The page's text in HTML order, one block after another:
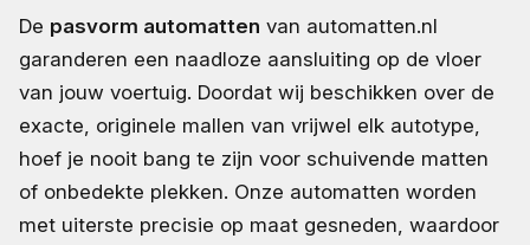
De pasvorm automatten van automatten.nl
garanderen een naadloze aansluiting op de vloer
van jouw voertuig. Doordat wij beschikken over de
exacte, originele mallen van vrijwel elk autotype,
hoef je nooit bang te zijn voor schuivende matten
of onbedekte plekken. Onze automatten worden
met uiterste precisie op maat gesneden, waardoor